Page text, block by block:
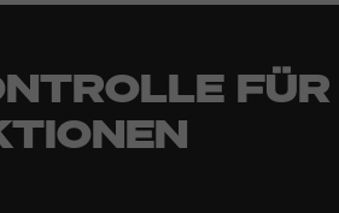
FÜR